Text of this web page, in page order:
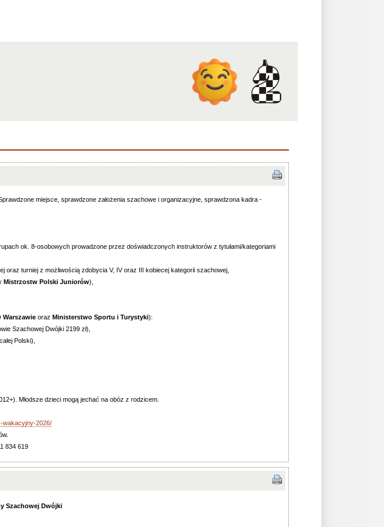
miejsce, sprawdzone założenia szachowe i organizacyjne, sprawdzona kadra -
ok. 8-osobowych prowadzone przez doświadczonych instruktorów z tytułami/kategoriami
turniej z możliwością zdobycia V, IV oraz III kobiecej kategorii szachowej,
Mistrzostw Polski Juniorów),
Warszawie oraz Ministerstwo Sportu i Turystyki):
Szachowej Dwójki 2199 zł),
Polski),
Młodsze dzieci mogą jechać na obóz z rodzicem.
wakacyjny-2026/
834 619
Szachowej Dwójki